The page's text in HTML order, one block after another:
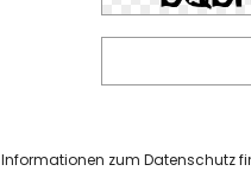
Informationen zum Datenschutz